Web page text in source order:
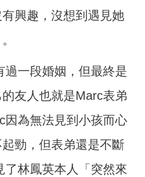
興趣，沒想到遇見她
過一段婚姻，但最終是
友人也就是Marc表弟
因為無法見到小孩而心
勁，但表弟還是不斷
了林鳳英本人「突然來